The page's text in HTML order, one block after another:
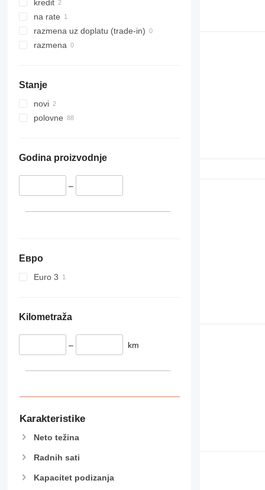
330
336
340
350
365
374
416
428
906
910
914
924
930
938
953
S-Series
TM
VMT
kredit
na rate
razmena uz doplatu (trade-in)
razmena
Stanje
novi
polovne
Godina proizvodnje
–
Евро
Euro 3
Kilometraža
– km
Karakteristike
Neto težina
Radnih sati
Kapacitet podizanja